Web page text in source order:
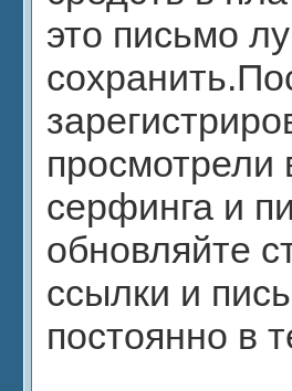
это письмо
просмотрели
серфинга и
обновляйте
ссылки и
постоянно в